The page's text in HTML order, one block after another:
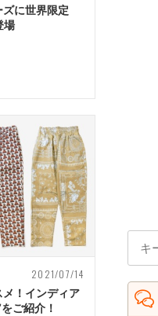
に世界限定
場
2021/07/14
！インディア
ご紹介！